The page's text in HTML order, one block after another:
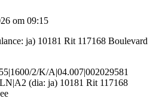
om 09:15
ja) 10181 Rit 117168 Boulevard
2/K/A|04.007|002029581
(dia: ja) 10181 Rit 117168